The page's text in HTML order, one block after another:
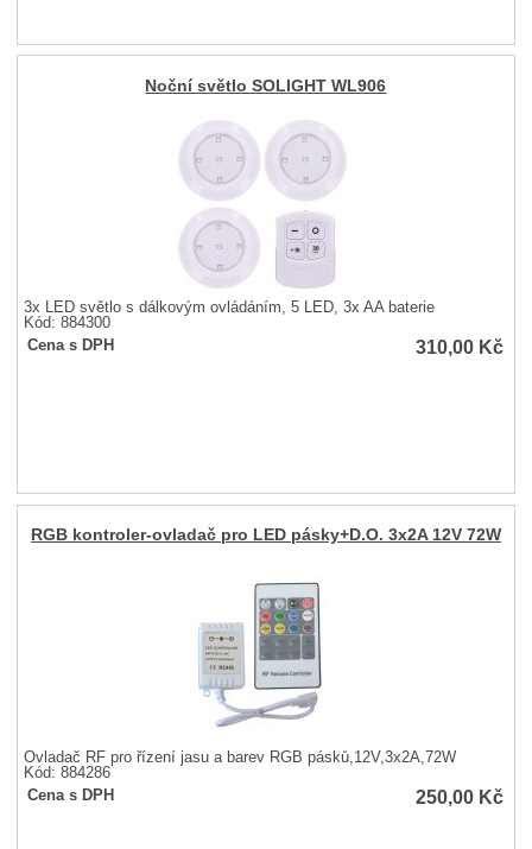
Noční světlo SOLIGHT WL906
3x LED světlo s dálkovým ovládáním, 5 LED, 3x AA baterie
Kód: 884300
Cena s DPH
310,00 Kč
RGB kontroler-ovladač pro LED pásky+D.O. 3x2A 12V 72W
Ovladač RF pro řízení jasu a barev RGB pásků,12V,3x2A,72W
Kód: 884286
Cena s DPH
250,00 Kč